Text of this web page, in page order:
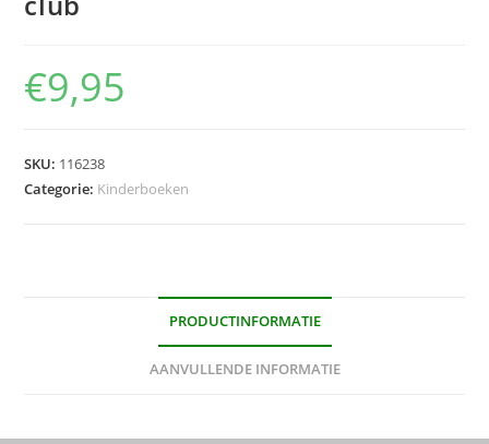
€9,95
SKU: 116238
Categorie: Kinderboeken
PRODUCTINFORMATIE
AANVULLENDE INFORMATIE